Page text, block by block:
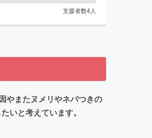
支援者数4人
やまたヌメリやネバつきの
いと考えています。